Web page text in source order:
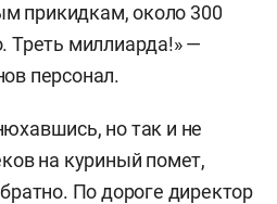
прикидкам, около 300
Треть миллиарда!» —
персонал.
но так и не
на куриный помет,
По дороге директор